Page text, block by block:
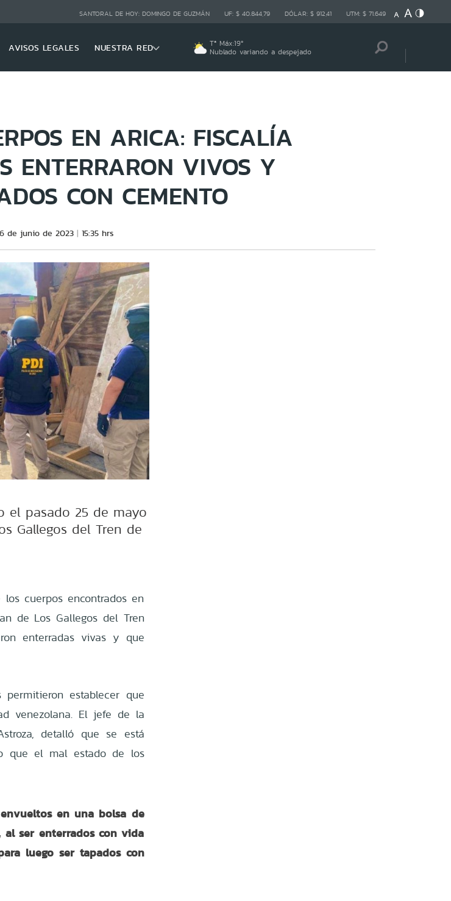
SANTORAL DE HOY: DOMINGO DE GUZMÁN UF: $ 40.844,79 DÓLAR: $ 912,41 UTM: $ 71.649
AVISOS LEGALES NUESTRA RED Tª Máx:19º
Nublado variando a despejado
EN ARICA: FISCALÍA
ENTERRARON VIVOS Y
CON CEMENTO
de junio de 2023 15:35 hrs
el pasado 25 de mayo
Gallegos del Tren de
cuerpos encontrados en
de Los Gallegos del Tren
enterradas vivas y que
establecer que
venezolana. El jefe de la
detalló que se está
que el mal estado de los
en una bolsa de
ser enterrados con vida
luego ser tapados con